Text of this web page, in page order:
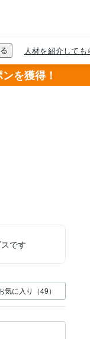
を獲得！
です
気に入り（49）